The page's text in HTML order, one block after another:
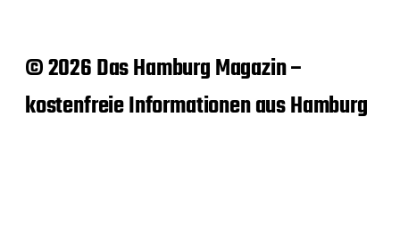
© 2026 Das Hamburg Magazin –
kostenfreie Informationen aus Hamburg